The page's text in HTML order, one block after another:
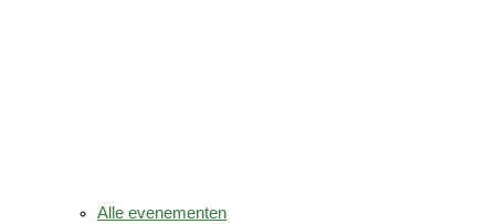
Alle evenementen